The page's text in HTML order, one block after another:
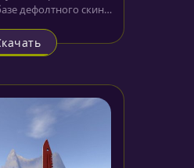
дефолтного скина